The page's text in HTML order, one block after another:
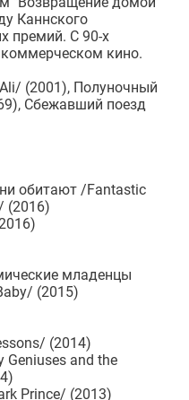
Каннского
премий. С 90-х
кино.
(2001), Полуночный
Сбежавший поезд
обитают /Fantastic
(2016)
младенцы
(2015)
(2014)
and the
Prince/ (2013)